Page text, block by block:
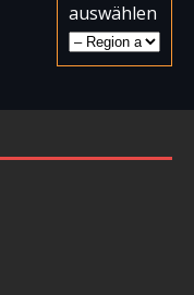
auswählen